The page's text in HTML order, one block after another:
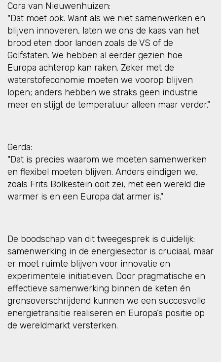
Cora van Nieuwenhuizen:
"Dat moet ook. Want als we niet samenwerken en
blijven innoveren, laten we ons de kaas van het
brood eten door landen zoals de VS of de
Golfstaten. We hebben al eerder gezien hoe
Europa achterop kan raken. Zeker met de
waterstofeconomie moeten we voorop blijven
lopen; anders hebben we straks geen industrie
meer en stijgt de temperatuur alleen maar verder."
Gerda:
"Dat is precies waarom we moeten samenwerken
en flexibel moeten blijven. Anders eindigen we,
zoals Frits Bolkestein ooit zei, met een wereld die
warmer is en een Europa dat armer is."
De boodschap van dit tweegesprek is duidelijk:
samenwerking in de energiesector is cruciaal, maar
er moet ruimte blijven voor innovatie en
experimentele initiatieven. Door pragmatische en
effectieve samenwerking binnen de keten én
grensoverschrijdend kunnen we een succesvolle
energietransitie realiseren en Europa’s positie op
de wereldmarkt versterken.